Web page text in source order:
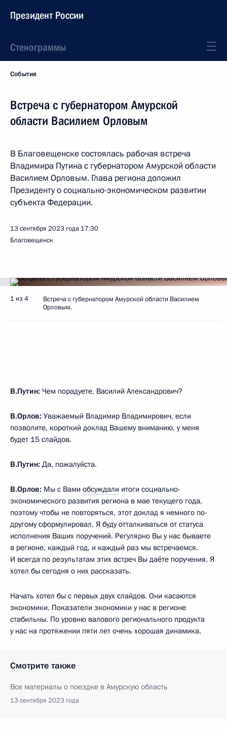
Президент России
Стенограммы
События
Встреча с губернатором Амурской
области Василием Орловым
В Благовещенске состоялась рабочая встреча
Владимира Путина с губернатором Амурской области
Василием Орловым. Глава региона доложил
Президенту о социально-экономическом развитии
субъекта Федерации.
13 сентября 2023 года 17:30
Благовещенск
1 из 4
Встреча с губернатором Амурской области Василием
Орловым.
В.Путин: Чем порадуете, Василий Александрович?
В.Орлов: Уважаемый Владимир Владимирович, если
позволите, короткий доклад Вашему вниманию, у меня
будет 15 слайдов.
В.Путин: Да, пожалуйста.
В.Орлов: Мы с Вами обсуждали итоги социально-
экономического развития региона в мае текущего года,
поэтому чтобы не повторяться, этот доклад я немного по-
другому сформулировал. Я буду отталкиваться от статуса
исполнения Ваших поручений. Регулярно Вы у нас бываете
в регионе, каждый год, и каждый раз мы встречаемся.
И всегда по результатам этих встреч Вы даёте поручения. Я
хотел бы сегодня о них рассказать.
Начать хотел бы с первых двух слайдов. Они касаются
экономики. Показатели экономики у нас в регионе
стабильны. По уровню валового регионального продукта
у нас на протяжении пяти лет очень хорошая динамика.
Смотрите также
Все материалы о поездке в Амурскую область
13 сентября 2023 года